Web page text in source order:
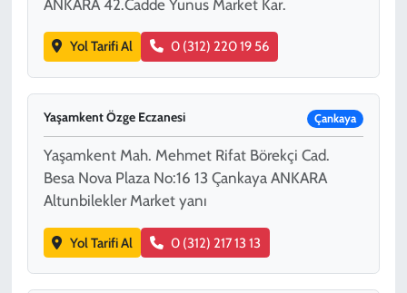
ANKARA 42.Cadde Yunus Market Kar.
Yol Tarifi Al 0 (312) 220 19 56
Yaşamkent Özge Eczanesi Çankaya
Yaşamkent Mah. Mehmet Rifat Börekçi Cad.
Besa Nova Plaza No:16 13 Çankaya ANKARA
Altunbilekler Market yanı
Yol Tarifi Al 0 (312) 217 13 13